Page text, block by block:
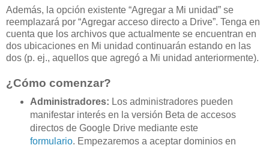
Además, la opción existente “Agregar a Mi unidad” se
reemplazará por “Agregar acceso directo a Drive”. Tenga en
cuenta que los archivos que actualmente se encuentran en
dos ubicaciones en Mi unidad continuarán estando en las
dos (p. ej., aquellos que agregó a Mi unidad anteriormente).
¿Cómo comenzar?
Administradores: Los administradores pueden
manifestar interés en la versión Beta de accesos
directos de Google Drive mediante este
formulario. Empezaremos a aceptar dominios en